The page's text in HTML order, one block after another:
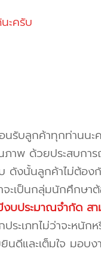
ะครับ
รับลูกค้าทุกท่านนะค
พ ด้วยประสบการ
ดังนั้นลูกค้าไม่ต้องกั
าจะเป็นกลุ่มนักศึกษ
บประมาณจำกัด ส
ะเภทไม่ว่าจะหนักห
ดีและเต็มใจ มอบง